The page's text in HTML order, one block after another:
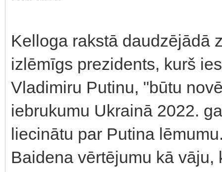
Kelloga rakstā daudzējādā
izlēmīgs prezidents, kurš
Vladimiru Putinu, "būtu
iebrukumu Ukrainā 2022.
liecinātu par Putina
Baidena vērtējumu kā